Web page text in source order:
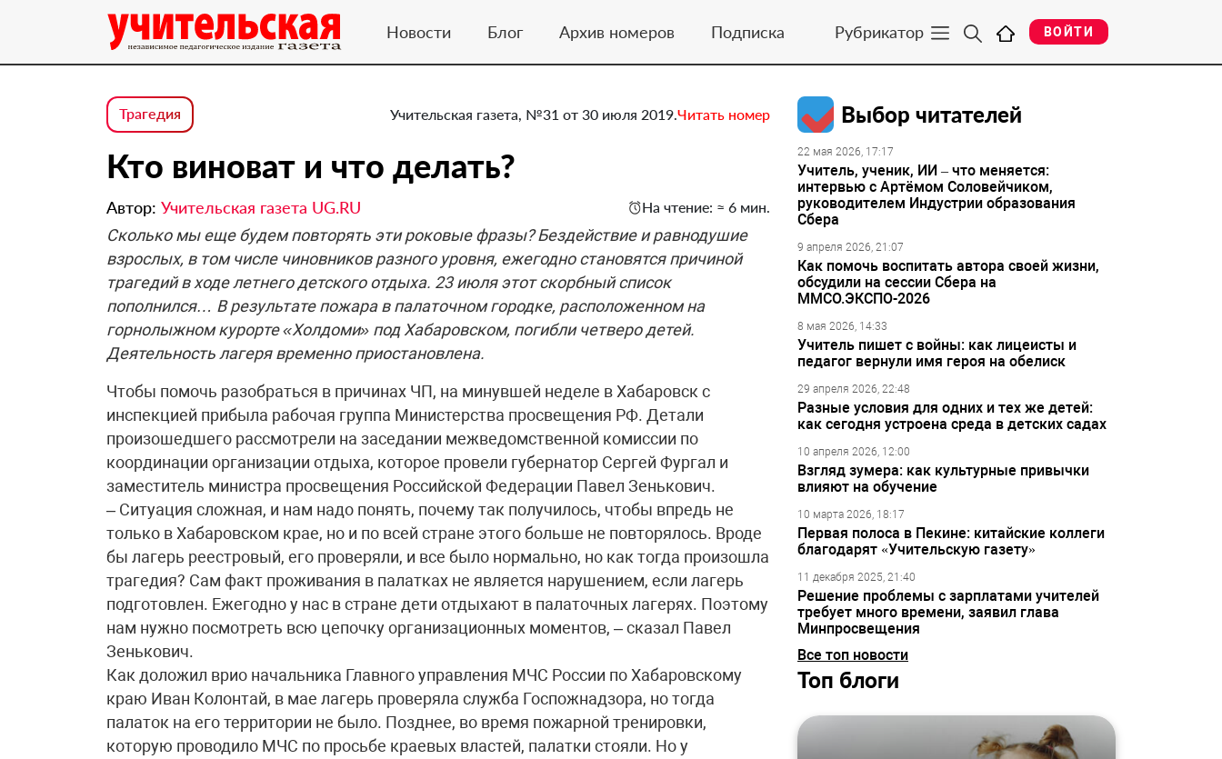
Новости Блог Архив номеров Подписка Рубрикатор ВОЙТИ
Трагедия Учительская газета, №31 от 30 июля 2019.Читать номер
Кто виноват и что делать?
Автор: Учительская газета UG.RU На чтение: ≈ 6 мин.
Сколько мы еще будем повторять эти роковые фразы? Бездействие и равнодушие
взрослых, в том числе чиновников разного уровня, ежегодно становятся причиной
трагедий в ходе летнего детского отдыха. 23 июля этот скорбный список
пополнился… В результате пожара в палаточном городке, расположенном на
горнолыжном курорте «Холдоми» под Хабаровском, погибли четверо детей.
Деятельность лагеря временно приостановлена.
Чтобы помочь разобраться в причинах ЧП, на минувшей неделе в Хабаровск с
инспекцией прибыла рабочая группа Министерства просвещения РФ. Детали
произошедшего рассмотрели на заседании межведомственной комиссии по
координации организации отдыха, которое провели губернатор Сергей Фургал и
заместитель министра просвещения Российской Федерации Павел Зенькович.
– Ситуация сложная, и нам надо понять, почему так получилось, чтобы впредь не
только в Хабаровском крае, но и по всей стране этого больше не повторялось. Вроде
бы лагерь реестровый, его проверяли, и все было нормально, но как тогда произошла
трагедия? Сам факт проживания в палатках не является нарушением, если лагерь
подготовлен. Ежегодно у нас в стране дети отдыхают в палаточных лагерях. Поэтому
нам нужно посмотреть всю цепочку организационных моментов, – сказал Павел
Зенькович.
Как доложил врио начальника Главного управления МЧС России по Хабаровскому
краю Иван Колонтай, в мае лагерь проверяла служба Госпожнадзора, но тогда
палаток на его территории не было. Позднее, во время пожарной тренировки,
которую проводило МЧС по просьбе краевых властей, палатки стояли. Но у
Выбор читателей
22 мая 2026, 17:17
Учитель, ученик, ИИ – что меняется:
интервью с Артёмом Соловейчиком,
руководителем Индустрии образования
Сбера
9 апреля 2026, 21:07
Как помочь воспитать автора своей жизни,
обсудили на сессии Сбера на
ММСО.ЭКСПО-2026
8 мая 2026, 14:33
Учитель пишет с войны: как лицеисты и
педагог вернули имя героя на обелиск
29 апреля 2026, 22:48
Разные условия для одних и тех же детей:
как сегодня устроена среда в детских садах
10 апреля 2026, 12:00
Взгляд зумера: как культурные привычки
влияют на обучение
10 марта 2026, 18:17
Первая полоса в Пекине: китайские коллеги
благодарят «Учительскую газету»
11 декабря 2025, 21:40
Решение проблемы с зарплатами учителей
требует много времени, заявил глава
Минпросвещения
Все топ новости
Топ блоги